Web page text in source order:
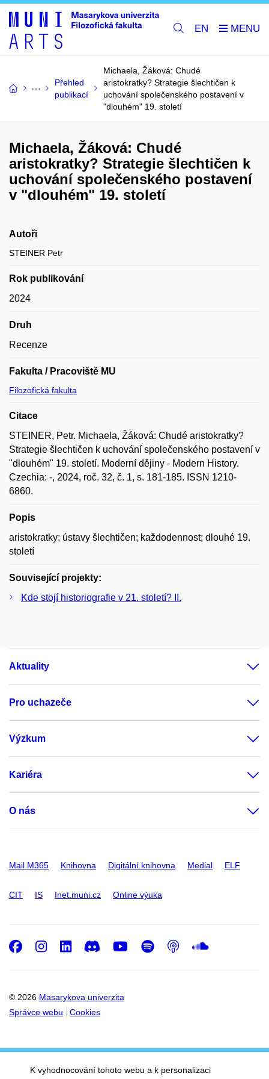
EN
Přehled
publikací
Michaela, Žáková: Chudé
aristokratky? Strategie šlechtičen k
uchování společenského postavení v
"dlouhém" 19. století
Michaela, Žáková: Chudé
aristokratky? Strategie šlechtičen k
uchování společenského postavení
v "dlouhém" 19. století
Autoři
STEINER Petr
Rok publikování
2024
Druh
Recenze
Fakulta / Pracoviště MU
Filozofická fakulta
Citace
STEINER, Petr. Michaela, Žáková: Chudé aristokratky?
Strategie šlechtičen k uchování společenského postavení v
"dlouhém" 19. století. Moderní dějiny - Modern History.
Czechia: -, 2024, roč. 32, č. 1, s. 181-185. ISSN 1210-
6860.
Popis
aristokratky; ústavy šlechtičen; každodennost; dlouhé 19.
století
Související projekty:
Kde stojí historiografie v 21. století? II.
Aktuality
Pro uchazeče
Výzkum
Kariéra
O nás
Mail M365 Knihovna Digitální knihovna Medial ELF
CIT IS Inet.muni.cz Online výuka
© 2026 Masarykova univerzita
Správce webu
Cookies
Facebook
Instagram
LinkedIn
DiscordYoutube
Spotify
Podcast
K vyhodnocování tohoto webu a k personalizaci